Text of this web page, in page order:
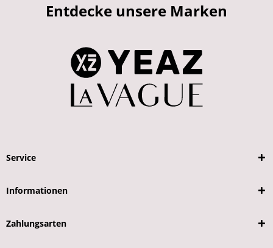
Entdecke unsere Marken
Service
Informationen
Zahlungsarten